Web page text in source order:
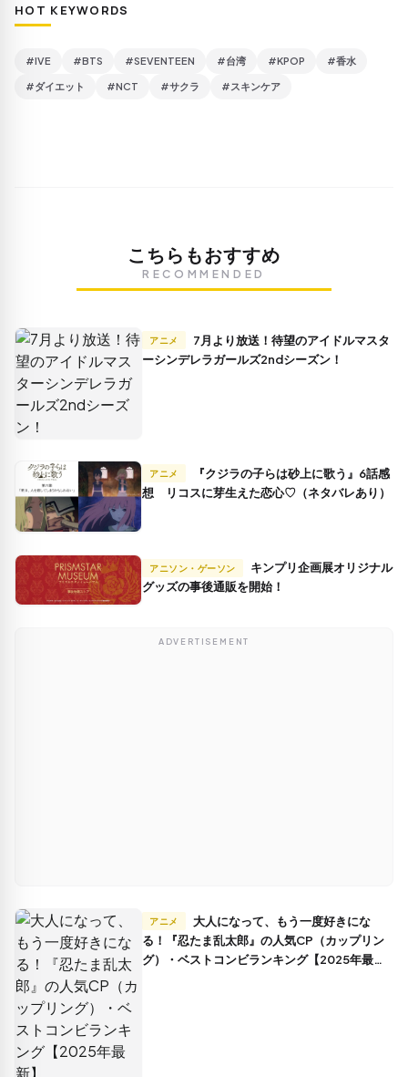
HOT KEYWORDS
#IVE #BTS #SEVENTEEN #台湾 #KPOP #香水
#ダイエット #NCT #サクラ #スキンケア
こちらもおすすめ
RECOMMENDED
アニメ
ーシンデレラガールズ2ndシーズン！
アニメ
想 リコスに芽生えた恋心♡（ネタバレあり）
アニソン・ゲーソン
グッズの事後通販を開始！
ADVERTISEMENT
アニメ
る！『忍たま乱太郎』の人気CP（カップリン
グ）・ベストコンビランキング【2025年最